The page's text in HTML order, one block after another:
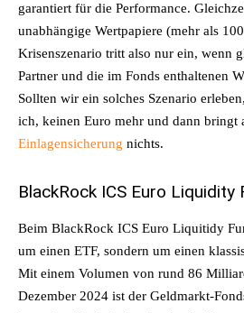
garantiert für die Performance.
unabhängige Wertpapiere (mehr als
Krisenszenario tritt also nur ein, wenn
Partner und die im Fonds enthaltenen
Sollten wir ein solches Szenario
ich, keinen Euro mehr und dann bringt
Einlagensicherung nichts.
BlackRock ICS Euro Liquidity
Beim BlackRock ICS Euro Liquitidy
um einen ETF, sondern um einen
Mit einem Volumen von rund 86
Dezember 2024 ist der Geldmarkt-